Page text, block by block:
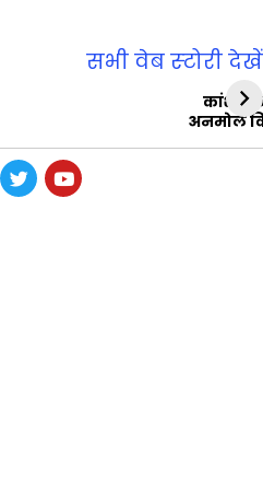
अनमोल
सभी वेब स्‍टोरी देखें